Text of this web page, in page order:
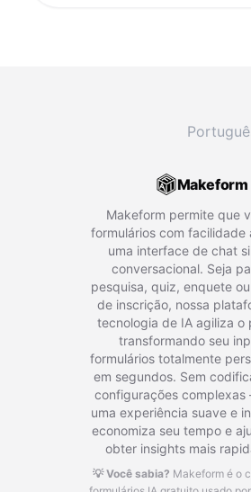
Mudar
Makeform
Makeform permite que
formulários com facilidade
uma interface de chat
conversacional. Seja
pesquisa, quiz, enquete
de inscrição, nossa
tecnologia de IA agiliza o
transformando seu
formulários totalmente
em segundos. Sem
configurações
uma experiência suave e
economiza seu tempo e
obter insights mais
💡 Você sabia? Makeform é o